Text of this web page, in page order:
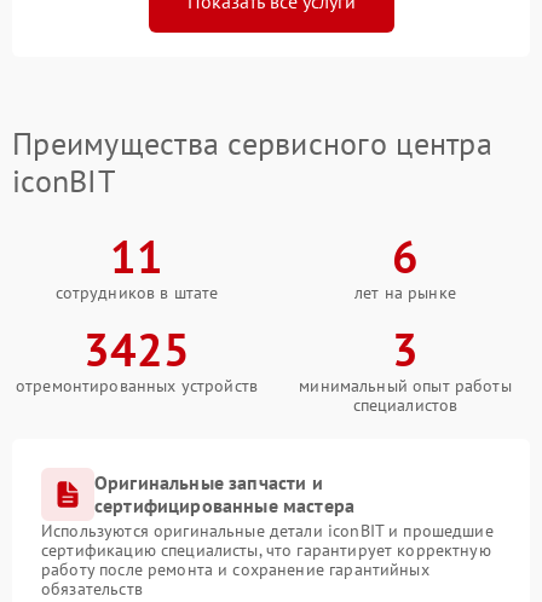
Преимущества сервисного центра
iconBIT
11
сотрудников в штате
6
лет на рынке
3425
отремонтированных устройств
3
минимальный опыт работы
специалистов
Оригинальные запчасти и
сертифицированные мастера
Используются оригинальные детали iconBIT и прошедшие
сертификацию специалисты, что гарантирует корректную
работу после ремонта и сохранение гарантийных
обязательств